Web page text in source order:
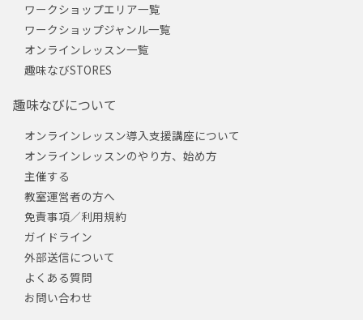
ワークショップエリア一覧
ワークショップジャンル一覧
オンラインレッスン一覧
趣味なびSTORES
趣味なびについて
オンラインレッスン導入支援講座について
オンラインレッスンのやり方、始め方
主催する
教室運営者の方へ
免責事項／利用規約
ガイドライン
外部送信について
よくある質問
お問い合わせ